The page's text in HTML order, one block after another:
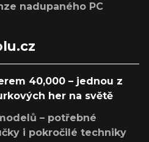
nadupaného PC
40,000 – jednou z
her na světě
– potřebné
i pokročilé techniky